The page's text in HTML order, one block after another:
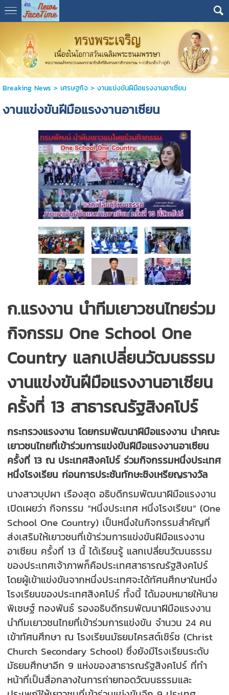
Breaking News > เศรษฐกิจ> งานแข่งขันฝีมือแรงงานอาเซียน
งานแข่งขันฝีมือแรงงานอาเซียน
ก.แรงงาน นำทีมเยาวชนไทยร่วม
กิจกรรม One School One
Country แลกเปลี่ยนวัฒนธรรม
งานแข่งขันฝีมือแรงงานอาเซียน
ครั้งที่ 13 สาธารณรัฐสิงคโปร์
กระทรวงแรงงาน โดยกรมพัฒนาฝีมือแรงงาน นำคณะ
เยาวชนไทยที่เข้าร่วมการแข่งขันฝีมือแรงงานอาเซียน
ครั้งที่ 13 ณ ประเทศสิงคโปร์ ร่วมกิจกรรมหนึ่งประเทศ
หนึ่งโรงเรียน ก่อนการประชันทักษะชิงเหรียญรางวัล
นางสาวบุปผา เรืองสุด อธิบดีกรมพัฒนาฝีมือแรงงาน
เปิดเผยว่า กิจกรรม “หนึ่งประเทศ หนึ่งโรงเรียน” (One
School One Country) เป็นหนึ่งในกิจกรรมสำคัญที่
ส่งเสริมให้เยาวชนที่เข้าร่วมการแข่งขันฝีมือแรงงาน
อาเซียน ครั้งที่ 13 นี้ ได้เรียนรู้ แลกเปลี่ยนวัฒนธรรม
ของประเทศเจ้าภาพก็คือประเทศสาธารณรัฐสิงคโปร์
โดยผู้เข้าแข่งขันจากหนึ่งประเทศจะได้ทัศนศึกษาในหนึ่ง
โรงเรียนของประเทศสิงคโปร์ ทั้งนี้ ได้มอบหมายให้นาย
พิเชษฐ์ ทองพันธ์ รองอธิบดีกรมพัฒนาฝีมือแรงงาน
นำทีมเยาวชนไทยที่เข้าร่วมการแข่งขัน จำนวน 24 คน
เข้าทัศนศึกษา ณ โรงเรียนมัธยมไครสต์เชิร์ช (Christ
Church Secondary School) ซึ่งยังมีโรงเรียนระดับ
มัธยมศึกษาอีก 9 แห่งของสาธารณรัฐสิงคโปร์ ที่ทำ
หน้าที่เป็นสื่อกลางในการถ่ายทอดวัฒนธรรมและ